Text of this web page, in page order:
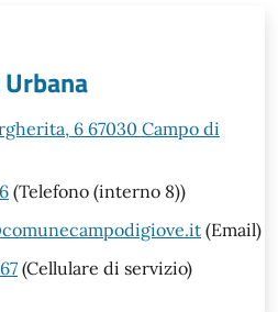
6 67030 Campo di
(Telefono (interno 8))
(Email)
(Cellulare di servizio)